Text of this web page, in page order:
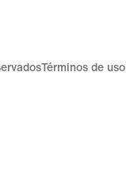
Términos de uso